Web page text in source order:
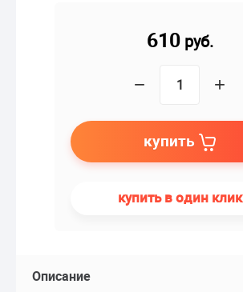
610руб.
− +
купить
купить в один клик
Описание